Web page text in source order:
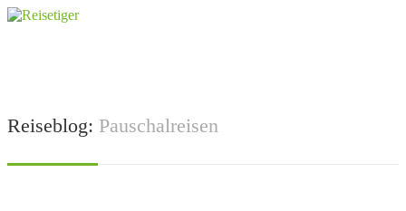
Reiseblog: Pauschalreisen